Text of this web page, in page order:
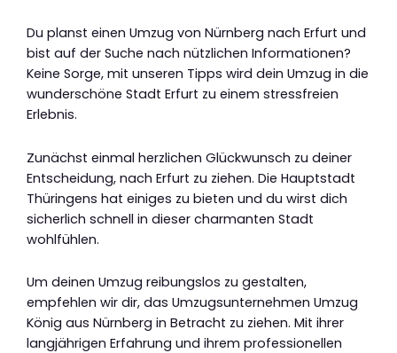
Du planst einen Umzug von Nürnberg nach Erfurt und
bist auf der Suche nach nützlichen Informationen?
Keine Sorge, mit unseren Tipps wird dein Umzug in die
wunderschöne Stadt Erfurt zu einem stressfreien
Erlebnis.
Zunächst einmal herzlichen Glückwunsch zu deiner
Entscheidung, nach Erfurt zu ziehen. Die Hauptstadt
Thüringens hat einiges zu bieten und du wirst dich
sicherlich schnell in dieser charmanten Stadt
wohlfühlen.
Um deinen Umzug reibungslos zu gestalten,
empfehlen wir dir, das Umzugsunternehmen Umzug
König aus Nürnberg in Betracht zu ziehen. Mit ihrer
langjährigen Erfahrung und ihrem professionellen